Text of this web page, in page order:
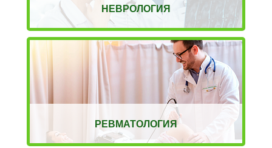
НЕВРОЛОГИЯ
РЕВМАТОЛОГИЯ